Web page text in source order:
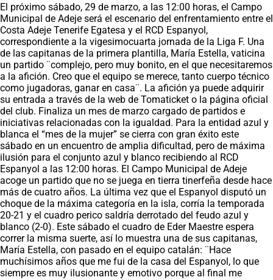
El próximo sábado, 29 de marzo, a las 12:00 horas, el Campo
Municipal de Adeje será el escenario del enfrentamiento entre el
Costa Adeje Tenerife Egatesa y el RCD Espanyol,
correspondiente a la vigesimocuarta jornada de la Liga F. Una
de las capitanas de la primera plantilla, María Estella, vaticina
un partido ¨complejo, pero muy bonito, en el que necesitaremos
a la afición. Creo que el equipo se merece, tanto cuerpo técnico
como jugadoras, ganar en casa¨. La afición ya puede adquirir
su entrada a través de la web de Tomaticket o la página oficial
del club. Finaliza un mes de marzo cargado de partidos e
iniciativas relacionadas con la igualdad. Para la entidad azul y
blanca el “mes de la mujer” se cierra con gran éxito este
sábado en un encuentro de amplia dificultad, pero de máxima
ilusión para el conjunto azul y blanco recibiendo al RCD
Espanyol a las 12:00 horas. El Campo Municipal de Adeje
acoge un partido que no se juega en tierra tinerfeña desde hace
más de cuatro años. La última vez que el Espanyol disputó un
choque de la máxima categoría en la isla, corría la temporada
20-21 y el cuadro perico saldría derrotado del feudo azul y
blanco (2-0). Este sábado el cuadro de Eder Maestre espera
correr la misma suerte, así lo muestra una de sus capitanas,
María Estella, con pasado en el equipo catalán: ¨Hace
muchísimos años que me fui de la casa del Espanyol, lo que
siempre es muy ilusionante y emotivo porque al final me